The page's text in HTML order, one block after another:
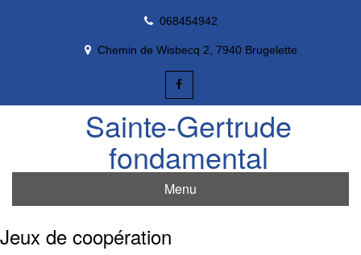
068454942
Chemin de Wisbecq 2, 7940 Brugelette
Sainte-Gertrude
fondamental
Menu
Jeux de coopération